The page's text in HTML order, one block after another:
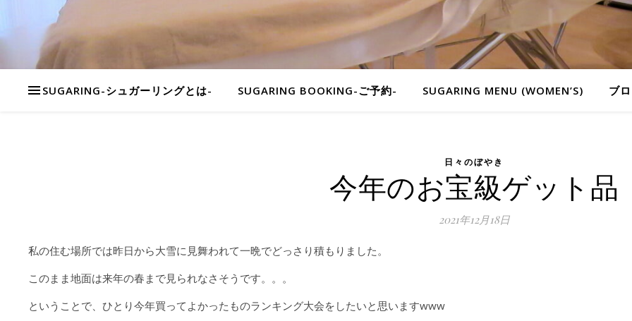
SUGARING-シュガーリングとは- SUGARING BOOKING-ご予約- SUGARING MENU (WOMEN’S) ブ
日々のぼやき
今年のお宝級ゲット品
2021年12月18日
私の住む場所では昨日から大雪に見舞われて一晩でどっさり積もりました。
このまま地面は来年の春まで見られなさそうです。。。
ということで、ひとり今年買ってよかったものランキング大会をしたいと思いますwww